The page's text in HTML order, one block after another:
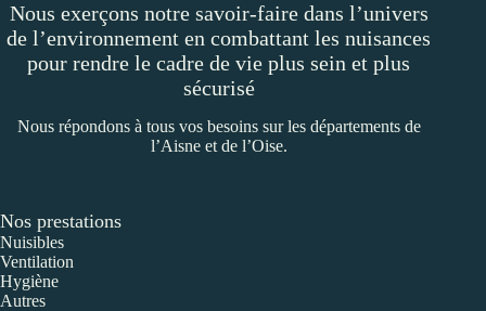
Nous exerçons notre savoir-faire dans l’univers
de l’environnement en combattant les nuisances
pour rendre le cadre de vie plus sein et plus
sécurisé
Nous répondons à tous vos besoins sur les départements de
l’Aisne et de l’Oise.
Nos prestations
Nuisibles
Ventilation
Hygiène
Autres